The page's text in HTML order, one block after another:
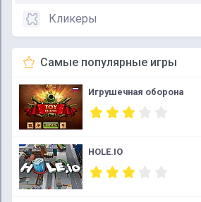
Кликеры
Самые популярные игры
Игрушечная оборона
HOLE.IO